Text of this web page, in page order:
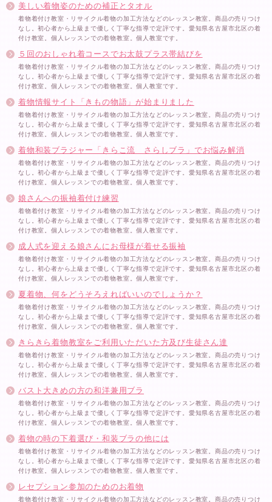
美しい着物姿のための補正とタオル
着物着付け教室・リサイクル着物の加工方法などのレッスン教室。商品の売りつけ
なし。初心者から上級まで優しく丁寧な指導で定評です。愛知県名古屋市北区の着
付け教室。個人レッスンでの着物教室。個人教室です。
５回のおしゃれ着コースでお太鼓プラス帯結びを
着物着付け教室・リサイクル着物の加工方法などのレッスン教室。商品の売りつけ
なし。初心者から上級まで優しく丁寧な指導で定評です。愛知県名古屋市北区の着
付け教室。個人レッスンでの着物教室。個人教室です。
着物情報サイト「きもの物語」が始まりました
着物着付け教室・リサイクル着物の加工方法などのレッスン教室。商品の売りつけ
なし。初心者から上級まで優しく丁寧な指導で定評です。愛知県名古屋市北区の着
付け教室。個人レッスンでの着物教室。個人教室です。
着物和装ブラジャー「きらこ流 さらしブラ」でお悩み解消
着物着付け教室・リサイクル着物の加工方法などのレッスン教室。商品の売りつけ
なし。初心者から上級まで優しく丁寧な指導で定評です。愛知県名古屋市北区の着
付け教室。個人レッスンでの着物教室。個人教室です。
娘さんへの振袖着付け練習
着物着付け教室・リサイクル着物の加工方法などのレッスン教室。商品の売りつけ
なし。初心者から上級まで優しく丁寧な指導で定評です。愛知県名古屋市北区の着
付け教室。個人レッスンでの着物教室。個人教室です。
成人式を迎える娘さんにお母様が着せる振袖
着物着付け教室・リサイクル着物の加工方法などのレッスン教室。商品の売りつけ
なし。初心者から上級まで優しく丁寧な指導で定評です。愛知県名古屋市北区の着
付け教室。個人レッスンでの着物教室。個人教室です。
夏着物、何をどうそろえればいいのでしょうか？
着物着付け教室・リサイクル着物の加工方法などのレッスン教室。商品の売りつけ
なし。初心者から上級まで優しく丁寧な指導で定評です。愛知県名古屋市北区の着
付け教室。個人レッスンでの着物教室。個人教室です。
きらきら着物教室をご利用いただいた方及び生徒さん達
着物着付け教室・リサイクル着物の加工方法などのレッスン教室。商品の売りつけ
なし。初心者から上級まで優しく丁寧な指導で定評です。愛知県名古屋市北区の着
付け教室。個人レッスンでの着物教室。個人教室です。
バスト大きめの方の和洋兼用ブラ
着物着付け教室・リサイクル着物の加工方法などのレッスン教室。商品の売りつけ
なし。初心者から上級まで優しく丁寧な指導で定評です。愛知県名古屋市北区の着
付け教室。個人レッスンでの着物教室。個人教室です。
着物の時の下着選び・和装ブラの他には
着物着付け教室・リサイクル着物の加工方法などのレッスン教室。商品の売りつけ
なし。初心者から上級まで優しく丁寧な指導で定評です。愛知県名古屋市北区の着
付け教室。個人レッスンでの着物教室。個人教室です。
レセプション参加のためのお着物
着物着付け教室・リサイクル着物の加工方法などのレッスン教室。商品の売りつけ